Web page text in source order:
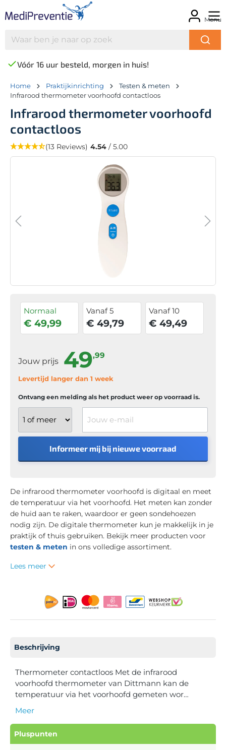
Menu
Vóór 16 uur besteld, morgen in huis!
Home Praktijkinrichting
Testen & meten
Infrarood thermometer voorhoofd contactloos
Infrarood thermometer voorhoofd
contactloos
(13 Reviews) 4.54 / 5.00
Normaal
€ 49,99
Vanaf 5
€ 49,79
Vanaf 10
€ 49,49
Jouw prijs 49,99
Levertijd langer dan 1 week
Ontvang een melding als het product weer op voorraad is.
Informeer mij bij nieuwe voorraad
De infrarood thermometer voorhoofd is digitaal en meet
de temperatuur via het voorhoofd. Het meten kan zonder
de huid aan te raken, waardoor er geen sondehoezen
nodig zijn. De digitale thermometer kun je makkelijk in je
praktijk of thuis gebruiken. Bekijk meer producten voor
testen & meten in ons volledige assortiment.
Lees meer
Beschrijving
Thermometer contactloos Met de infrarood
voorhoofd thermometer van Dittmann kan de
temperatuur via het voorhoofd gemeten wor…
Meer
Pluspunten